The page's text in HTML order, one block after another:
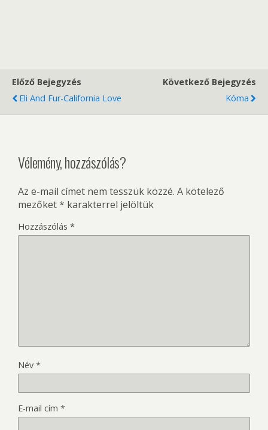
Előző Bejegyzés
Eli And Fur-California Love
Következő Bejegyzés
Kóma
Vélemény, hozzászólás?
Az e-mail címet nem tesszük közzé. A kötelező
mezőket* karakterrel jelöltük
Hozzászólás *
Név *
E-mail cím *